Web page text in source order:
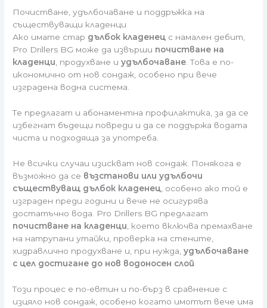
Почистване, удълбочаване и поддръжка на
съществуващи кладенци
Ако имате стар дълбок кладенец с намален дебит,
Pro Drillers BG може да извърши почистване на
кладенци, продухване иудълбочаване. Това е по-
икономично от нов сондаж, особено при вече
изградена водна система.
Те предлагат и абонаментна профилактика, за да се
избегнат бъдещи повреди и да се поддържа водата
чиста и подходяща за употреба.
Не всички случаи изискват нов сондаж. Понякога е
възможно да се възстанови или удълбочи
съществуващ дълбок кладенец , особено ако той е
изграден преди години и вече не осигурява
достатъчно вода. Pro Drillers BG предлагат
почистване на кладенци , което включва премахване
на натрупани утайки, проверка на стените,
хидравлично продухване и, при нужда,удълбочаване
с цел достигане до нов водоносен слой
Този процес е по-евтин и по-бърз в сравнение с
изцяло нов сондаж, особено когато имотът вече има